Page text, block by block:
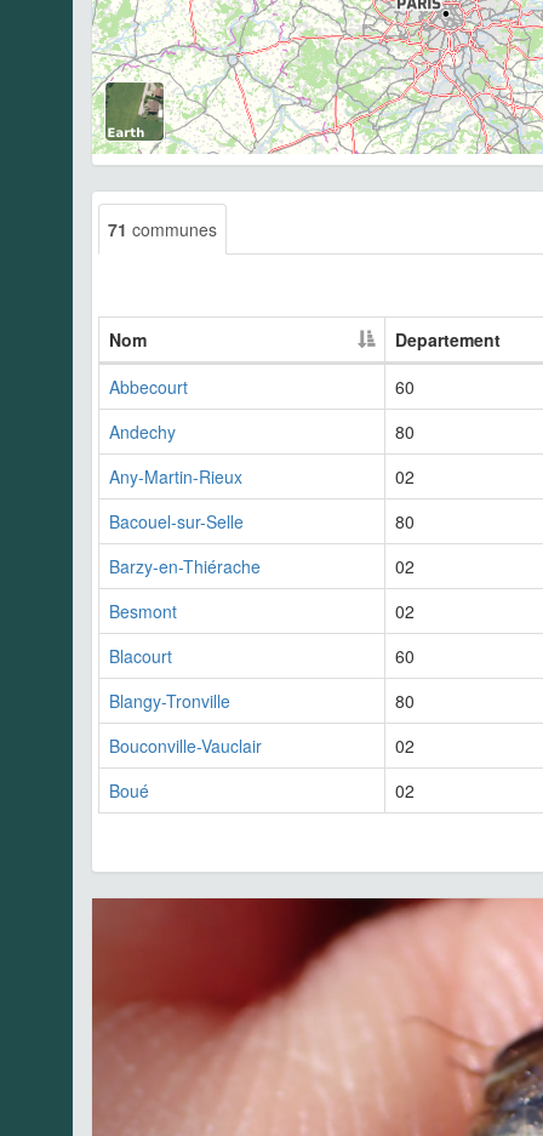
71 communes
Nom
Departement
Abbecourt
60
Andechy
80
Any-Martin-Rieux
02
Bacouel-sur-Selle
80
Barzy-en-Thiérache
02
Besmont
02
Blacourt
60
Blangy-Tronville
80
Bouconville-Vauclair
02
Boué
02